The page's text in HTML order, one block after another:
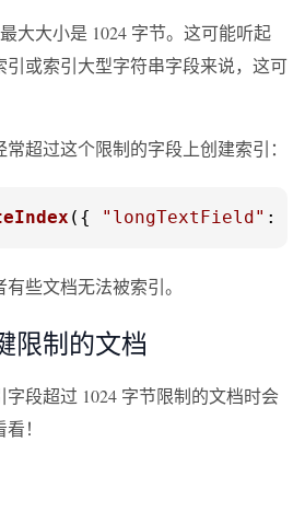
大大小是 1024 字节。这可能听起
引或索引大型字符串字段来说，这可
超过这个限制的字段上创建索引：
({ "longTextField" :
些文档无法被索引。
限制的文档
段超过 1024 字节限制的文档时会
！